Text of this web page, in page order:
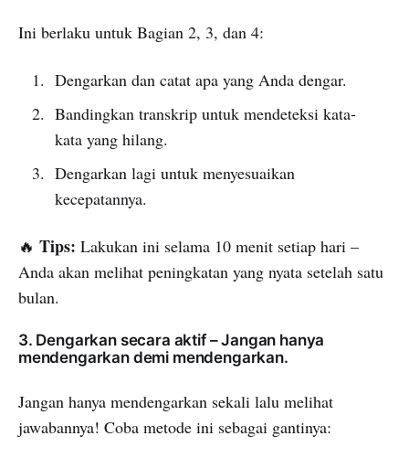
Ini berlaku untuk Bagian 2, 3, dan 4:
Dengarkan dan catat apa yang Anda dengar.
Bandingkan transkrip untuk mendeteksi kata-
kata yang hilang.
Dengarkan lagi untuk menyesuaikan
kecepatannya.
🔥 Tips: Lakukan ini selama 10 menit setiap hari –
Anda akan melihat peningkatan yang nyata setelah satu
bulan.
3. Dengarkan secara aktif – Jangan hanya
mendengarkan demi mendengarkan.
Jangan hanya mendengarkan sekali lalu melihat
jawabannya! Coba metode ini sebagai gantinya: